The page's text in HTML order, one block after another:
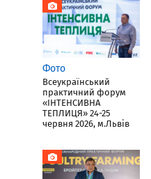
Фото
Всеукраїнський
практичний форум
«ІНТЕНСИВНА
ТЕПЛИЦЯ» 24-25
червня 2026, м.Львів